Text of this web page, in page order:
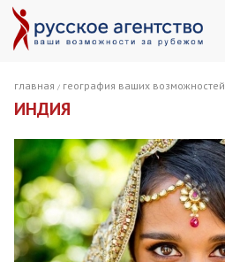
главная / география ваших возможностей
ИНДИЯ